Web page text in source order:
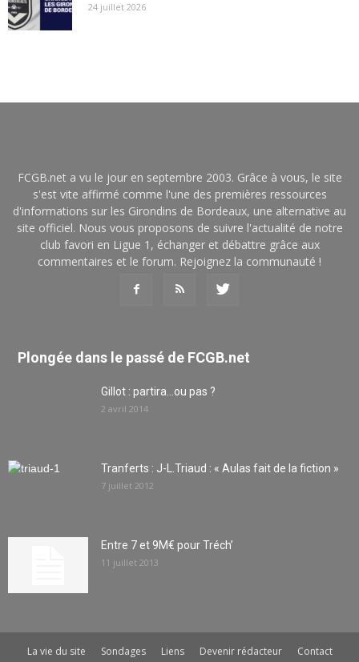
24 juillet 2026
FCGB.net a vu le jour en septembre 2003. Grâce à vous, le site
s'est vite affirmé comme l'une des premières ressources
d'informations sur les Girondins de Bordeaux, une alternative au
site officiel. Nous vous proposons de suivre l'actualité de notre
club favori en Ligue 1, échanger et débattre grâce aux
commentaires et le forum. Rejoignez la communauté !
Plongée dans le passé de FCGB.net
Gillot : partira…ou pas ?
2 avril 2014
Tranferts : J-L.Triaud : « Aulas fait de la fiction »
7 juillet 2012
Entre 7 et 9M€ pour Tréch’
11 juillet 2013
La vie du site Sondages Liens Devenir rédacteur Contact